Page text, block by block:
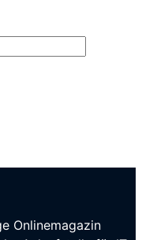
Onlinemagazin